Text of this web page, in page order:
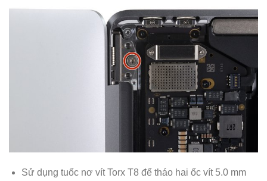
Sử dụng tuốc nơ vít Torx T8 để tháo hai ốc vít 5.0 mm